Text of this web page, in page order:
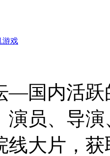
游戏
—国内活跃
演员、导
线大片，